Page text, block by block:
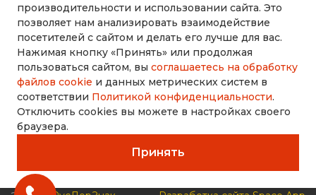
производительности и использовании сайта. Это
позволяет нам анализировать взаимодействие
посетителей с сайтом и делать его лучше для вас.
Нажимая кнопку «Принять» или продолжая
пользоваться сайтом, вы соглашаетесь на обработку
файлов cookie и данных метрических систем в
соответствии Политикой конфиденциальности.
Отключить cookies вы можете в настройках своего
браузера.
Принять
rusdorznak@mail.ru
+7 (8452) 53-70-71